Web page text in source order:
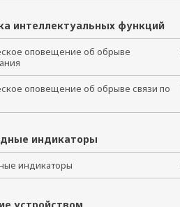
интеллектуальных функций
оповещение об обрыве
оповещение об обрыве связи по
индикаторы
индикаторы